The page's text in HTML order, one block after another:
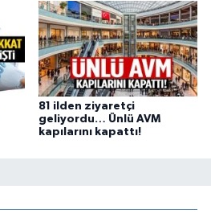
81 ilden ziyaretçi
geliyordu… Ünlü AVM
kapılarını kapattı!